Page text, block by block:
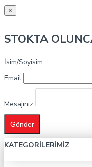
×
STOKTA
İsim/Soyisim
Email
Mesajınız
Gönder
KATEGORILERIMIZ